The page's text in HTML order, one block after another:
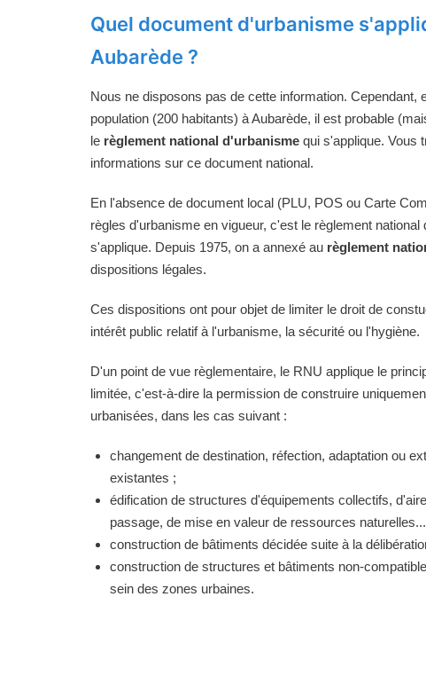
Quel document d'urbanisme
Aubarède ?
Nous ne disposons pas de cette information. Cependant,
population (200 habitants) à Aubarède, il est probable
le règlement national d'urbanisme qui s'applique. Vous
informations sur ce document national.
En l'absence de document local (PLU, POS ou Carte
règles d'urbanisme en vigueur, c'est le règlement
s'applique. Depuis 1975, on a annexé au règlement
dispositions légales.
Ces dispositions ont pour objet de limiter le droit de
intérêt public relatif à l'urbanisme, la sécurité ou l'hygiène.
D'un point de vue règlementaire, le RNU applique le
limitée, c'est-à-dire la permission de construire
urbanisées, dans les cas suivant :
changement de destination, réfection, adaptation ou
existantes ;
édification de structures d'équipements collectifs,
passage, de mise en valeur de ressources naturelles...
construction de bâtiments décidée suite à la
construction de structures et bâtiments non-
sein des zones urbaines.